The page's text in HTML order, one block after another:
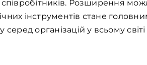
Розширення
інструментів стане
серед організацій у всьому